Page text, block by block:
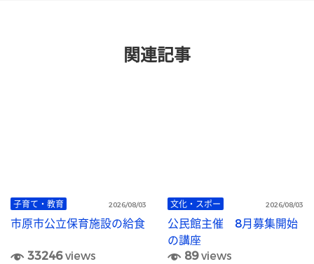
関連記事
子育て・教育 2026/08/03
市原市公立保育施設の給食
33246views
文化・スポー 2026/08/03
公民館主催 8月募集開始
の講座
89views